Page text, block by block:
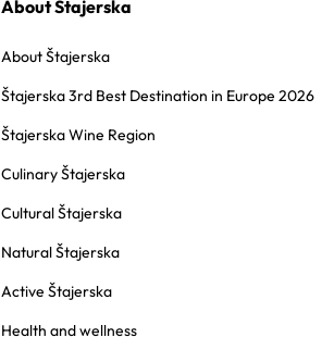
About Štajerska
About Štajerska
Štajerska 3rd Best Destination in Europe 2026
Štajerska Wine Region
Culinary Štajerska
Cultural Štajerska
Natural Štajerska
Active Štajerska
Health and wellness